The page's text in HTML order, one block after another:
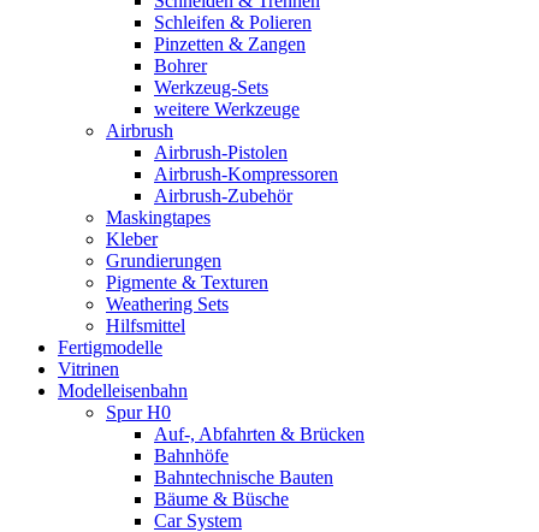
Schleifen & Polieren
Pinzetten & Zangen
Bohrer
Werkzeug-Sets
weitere Werkzeuge
Airbrush
Airbrush-Pistolen
Airbrush-Kompressoren
Airbrush-Zubehör
Maskingtapes
Kleber
Grundierungen
Pigmente & Texturen
Weathering Sets
Hilfsmittel
Fertigmodelle
Vitrinen
Modelleisenbahn
Spur H0
Auf-, Abfahrten & Brücken
Bahnhöfe
Bahntechnische Bauten
Bäume & Büsche
Car System